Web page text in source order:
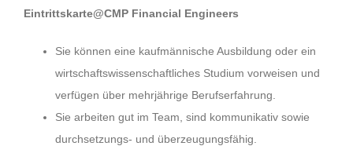
Eintrittskarte@CMP Financial Engineers
Sie können eine kaufmännische Ausbildung oder ein
wirtschaftswissenschaftliches Studium vorweisen und
verfügen über mehrjährige Berufserfahrung.
Sie arbeiten gut im Team, sind kommunikativ sowie
durchsetzungs- und überzeugungsfähig.